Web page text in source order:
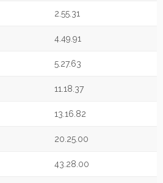
2.55.31
4.49.91
5.27.63
11.18.37
13.16.82
20.25.00
43.28.00